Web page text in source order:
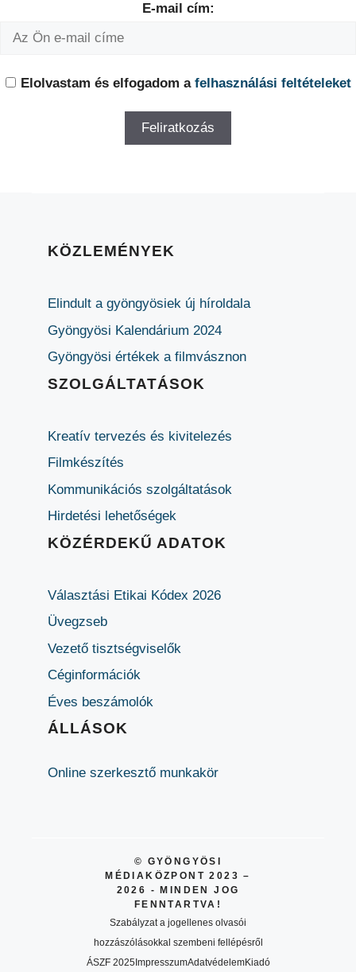
E-mail cím:
Elolvastam és elfogadom a felhasználási feltételeket
KÖZLEMÉNYEK
Elindult a gyöngyösiek új híroldala
Gyöngyösi Kalendárium 2024
Gyöngyösi értékek a filmvásznon
SZOLGÁLTATÁSOK
Kreatív tervezés és kivitelezés
Filmkészítés
Kommunikációs szolgáltatások
Hirdetési lehetőségek
KÖZÉRDEKŰ ADATOK
Választási Etikai Kódex 2026
Üvegzseb
Vezető tisztségviselők
Céginformációk
Éves beszámolók
ÁLLÁSOK
Online szerkesztő munkakör
© GYÖNGYÖSI
MÉDIAKÖZPONT 2023 –
2026 - MINDEN JOG
FENNTARTVA!
Szabályzat a jogellenes olvasói
hozzászólásokkal szembeni fellépésről
ÁSZF 2025ImpresszumAdatvédelemKiadó